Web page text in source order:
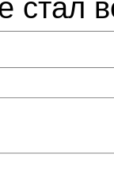
стал